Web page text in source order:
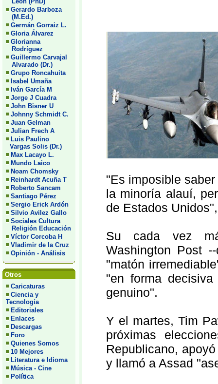
Gerardo Barboza
(M.Ed.)
Germán Gorraiz L.
Gloria Álvarez
Glorianna
Rodríguez
Guillermo Carvajal
Alvarado (Dr.)
Grupo Roncahuita
Isabel Umaña
Iván García M
Jorge J Cuadra
John Bisner U
Johnny Schmidt C.
Juan Gelman
Julian Frech A
Luis Paulino
Vargas Solis (Dr.)
Max Lacayo L.
Mundo Laico
Noam Chomsky
Reinhardt Acuña T
Roberto Sancam
Santiago Pérez
Sergio Erick Ardón
Silvio Avilez Gallo
Sociales Cultura
Religión Educación
Víctor Corcoba H
Vladimir de la Cruz
Opinión - Análisis
Otros
Caricaturas
Ciencia y
Tecnología
Editoriales
Enlaces
Descargas
Foro
Quienes Somos
10 Mejores
Literatura e Idioma
Música - Cine
Política
"Es imposible
la minoría alauí,
de Estados
Su cada vez
Washington Post
"matón
"en forma
genuino".
Y el martes, Tim
próximas
Republicano,
y llamó a Assad